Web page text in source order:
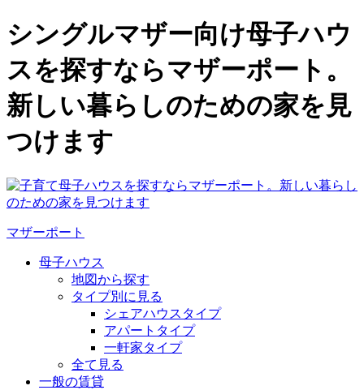
シングルマザー向け母子ハウ
スを探すならマザーポート。
新しい暮らしのための家を見
つけます
マザーポート
母子ハウス
地図から探す
タイプ別に見る
シェアハウスタイプ
アパートタイプ
一軒家タイプ
全て見る
一般の賃貸